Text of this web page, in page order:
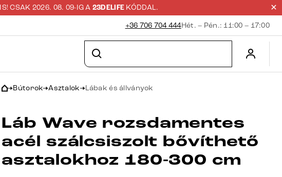
CSAK 2026. 08. 09-IG A 23DELIFE KÓDDAL.
+36 706 704 444Hét. – Pén.: 11:00 – 17:00
Bútorok Asztalok Lábak és állványok
Láb Wave rozsdamentes
acél szálcsiszolt bővíthető
asztalokhoz 180-300 cm